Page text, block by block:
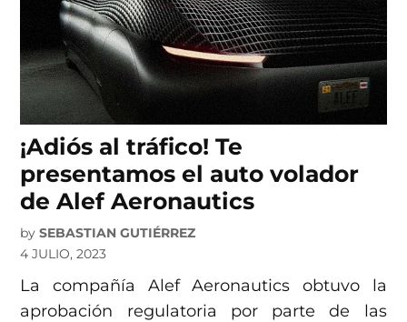
¡Adiós al tráfico! Te
presentamos el auto volador
de Alef Aeronautics
by SEBASTIAN GUTIÉRREZ
4 JULIO, 2023
La compañía Alef Aeronautics obtuvo la
aprobación regulatoria por parte de las